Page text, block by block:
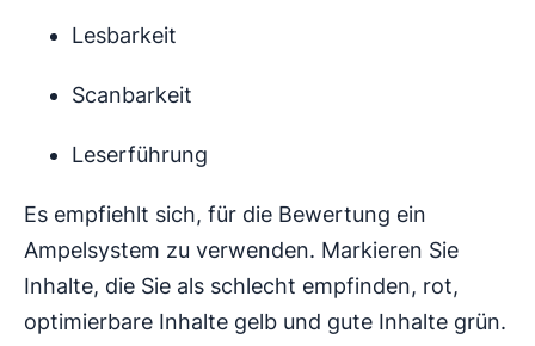
Lesbarkeit
Scanbarkeit
Leserführung
Es empfiehlt sich, für die Bewertung ein
Ampelsystem zu verwenden. Markieren Sie
Inhalte, die Sie als schlecht empfinden, rot,
optimierbare Inhalte gelb und gute Inhalte grün.